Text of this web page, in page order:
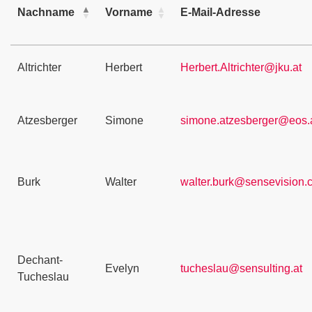
Nachname Vorname E-Mail-Adresse
Altrichter Herbert Herbert.Altrichter@jku.at
Atzesberger Simone
Burk Walter
Dechant-
Tucheslau
Evelyn tucheslau@sensulting.at